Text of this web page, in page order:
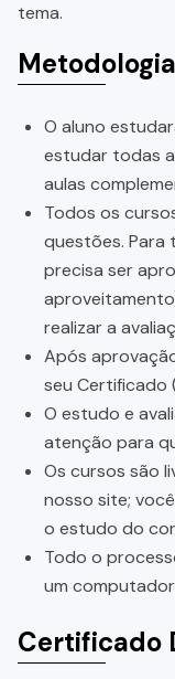
tema.
Metodologia
O aluno
estudar todas
aulas
Todos os
questões. Para
precisa ser
realizar a
Após
seu Certificado
O estudo e
atenção para
Os cursos são
nosso site;
o estudo do
Todo o
um
Certificado